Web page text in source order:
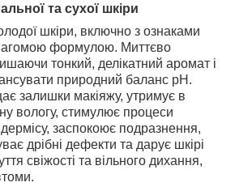
та сухої шкіри
шкіри, включно з ознаками
формулою. Миттєво
тонкий, делікатний аромат і
природний баланс pH.
залишки макіяжу, утримує в
вологу, стимулює процеси
заспокоює подразнення,
дрібні дефекти та дарує шкірі
свіжості та вільного дихання,